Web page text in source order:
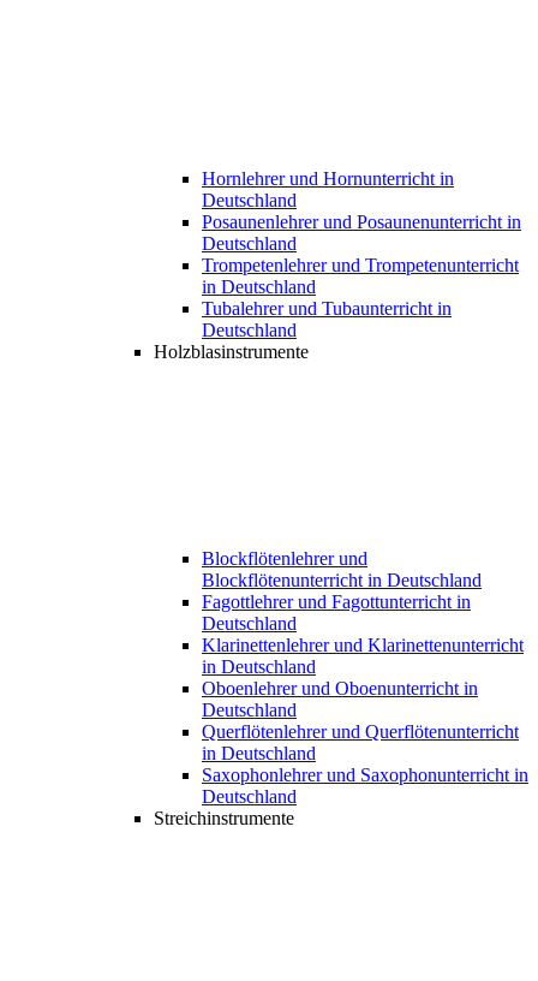
Hornlehrer und Hornunterricht in
Deutschland
Posaunenlehrer und Posaunenunterricht in
Deutschland
Trompetenlehrer und Trompetenunterricht
in Deutschland
Tubalehrer und Tubaunterricht in
Deutschland
Holzblasinstrumente
Blockflötenlehrer und
Blockflötenunterricht in Deutschland
Fagottlehrer und Fagottunterricht in
Deutschland
Klarinettenlehrer und Klarinettenunterricht
in Deutschland
Oboenlehrer und Oboenunterricht in
Deutschland
Querflötenlehrer und Querflötenunterricht
in Deutschland
Saxophonlehrer und Saxophonunterricht in
Deutschland
Streichinstrumente